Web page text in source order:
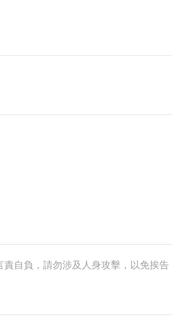
自負，請勿涉及人身攻擊，以免挨告